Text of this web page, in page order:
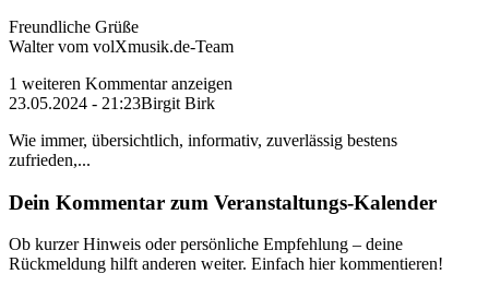
Freundliche Grüße
Walter vom volXmusik.de-Team
1 weiteren Kommentar anzeigen
23.05.2024 - 21:23Birgit Birk
Wie immer, übersichtlich, informativ, zuverlässig bestens
zufrieden,...
Dein Kommentar zum Veranstaltungs-Kalender
Ob kurzer Hinweis oder persönliche Empfehlung – deine
Rückmeldung hilft anderen weiter. Einfach hier kommentieren!